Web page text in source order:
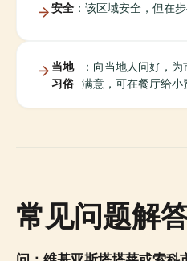
安全 ：该区域安全，但在
当地
习俗
：向当地人问好，
满意，可在餐厅给小
常见问题解